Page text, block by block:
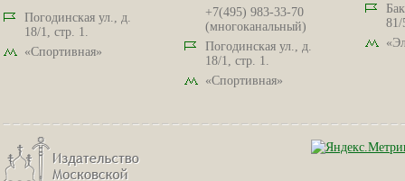
Погодинская ул., д.
18/1, стр. 1.
«Спортивная»
+7(495) 983-33-70
(многоканальный)
Погодинская ул., д.
18/1, стр. 1.
«Спортивная»
81/